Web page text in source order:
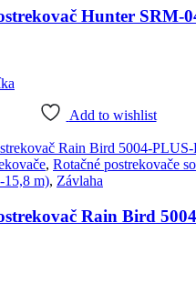
Hunter SRM-
Add to wishlist
, Rotačné postrekovače
15,8 m), Závlaha
Rain Bird